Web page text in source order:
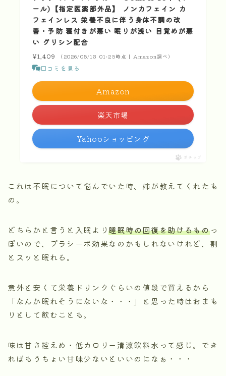
ール)【指定医薬部外品】 ノンカフェイン カ
フェインレス 栄養不良に伴う身体不調の改
善・予防 寝付きが悪い 眠りが浅い 目覚めが悪
い グリシン配合
¥1,409 （2026/05/13 01:25時点 | Amazon調べ）
口コミを見る
Amazon
楽天市場
Yahooショッピング
ポチップ
これは不眠について悩んでいた時、姉が教えてくれたも
の。
どちらかと言うと入眠より睡眠時の回復を助けるものっ
ぽいので、プラシーボ効果なのかもしれないけれど、割
とスッと眠れる。
意外と安くて栄養ドリンクぐらいの値段で買えるから
「なんか眠れそうにないな・・・」と思った時はおまも
りとして飲むことも。
味は甘さ控えめ・低カロリー清涼飲料水って感じ。でき
ればもうちょい甘味少ないといいのになぁ・・・